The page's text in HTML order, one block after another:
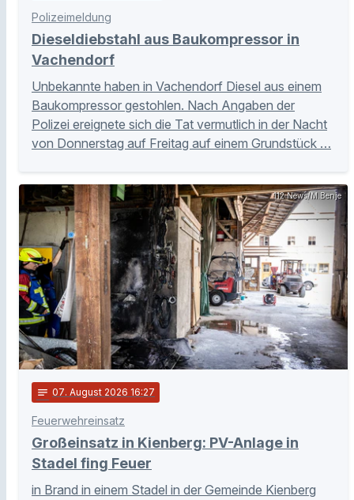
Polizeimeldung
Dieseldiebstahl aus Baukompressor in
Vachendorf
Unbekannte haben in Vachendorf Diesel aus einem
Baukompressor gestohlen. Nach Angaben der
Polizei ereignete sich die Tat vermutlich in der Nacht
von Donnerstag auf Freitag auf einem Grundstück …
112 News/M.Benje
notes 07. August 2026 16:27
Feuerwehreinsatz
Großeinsatz in Kienberg: PV-Anlage in
Stadel fing Feuer
in Brand in einem Stadel in der Gemeinde Kienberg